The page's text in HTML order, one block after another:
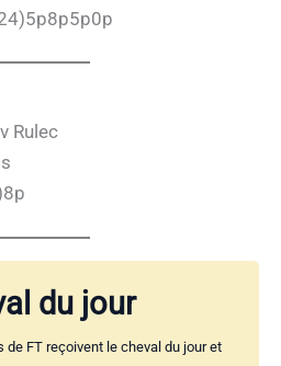
Rulec
du jour
de FT reçoivent le cheval du jour et